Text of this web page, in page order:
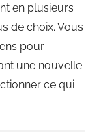
en plusieurs
de choix. Vous
pour
une nouvelle
ce qui